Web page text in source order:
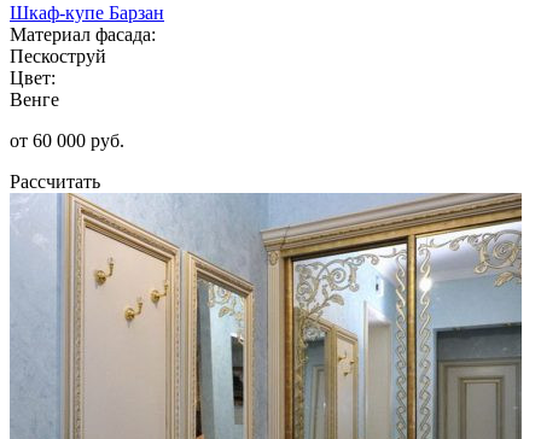
Шкаф-купе Барзан
Материал фасада:
Пескоструй
Цвет:
Венге
от 60 000 руб.
Рассчитать